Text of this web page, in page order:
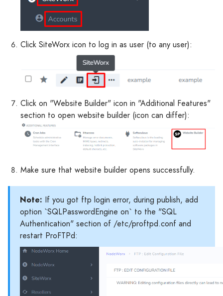
Click SiteWorx icon to log in as user (to any user):
Click on "Website Builder" icon in "Additional Features"
section to open website builder (icon can differ):
Make sure that website builder opens successfully.
Note: If you got ftp login error, during publish, add
option `SQLPasswordEngine on` to the "SQL
Authentication" section of /etc/proftpd.conf and
restart ProFTPd: